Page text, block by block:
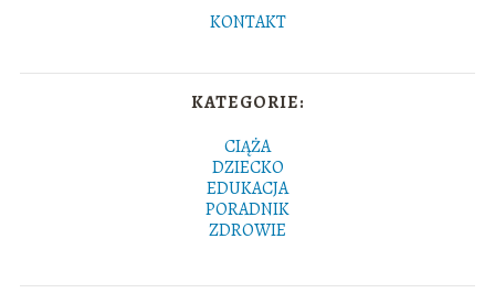
KONTAKT
KATEGORIE:
CIĄŻA
DZIECKO
EDUKACJA
PORADNIK
ZDROWIE